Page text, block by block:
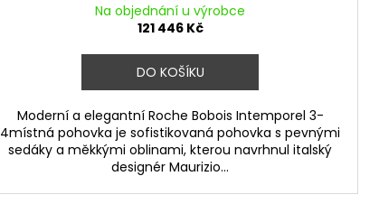
Na objednání u výrobce
121 446 Kč
DO KOŠÍKU
Moderní a elegantní Roche Bobois Intemporel 3-
4místná pohovka je sofistikovaná pohovka s pevnými
sedáky a měkkými oblinami, kterou navrhnul italský
designér Maurizio...